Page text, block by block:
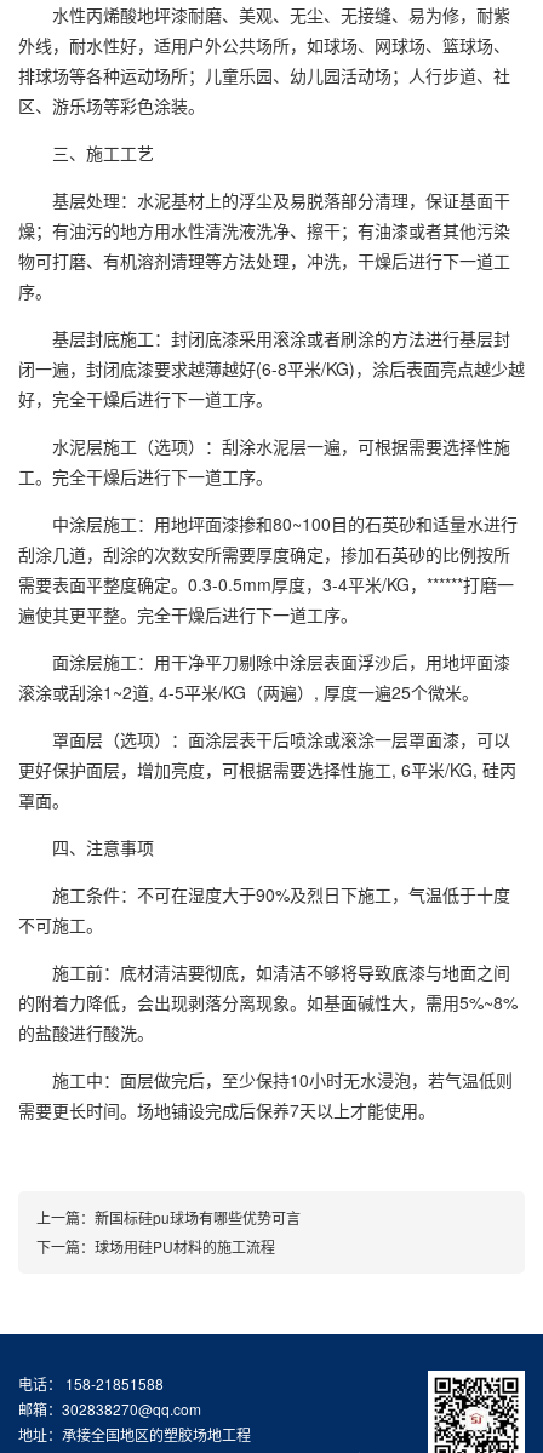
水性丙烯酸地坪漆耐磨、美观、无尘、无接缝、易为修，耐紫
外线，耐水性好，适用户外公共场所，如球场、网球场、篮球场、
排球场等各种运动场所；儿童乐园、幼儿园活动场；人行步道、社
区、游乐场等彩色涂装。
三、施工工艺
基层处理：水泥基材上的浮尘及易脱落部分清理，保证基面干
燥；有油污的地方用水性清洗液洗净、擦干；有油漆或者其他污染
物可打磨、有机溶剂清理等方法处理，冲洗，干燥后进行下一道工
序。
基层封底施工：封闭底漆采用滚涂或者刷涂的方法进行基层封
闭一遍，封闭底漆要求越薄越好(6-8平米/KG)，涂后表面亮点越少越
好，完全干燥后进行下一道工序。
水泥层施工（选项）：刮涂水泥层一遍，可根据需要选择性施
工。完全干燥后进行下一道工序。
中涂层施工：用地坪面漆掺和80~100目的石英砂和适量水进行
刮涂几道，刮涂的次数安所需要厚度确定，掺加石英砂的比例按所
需要表面平整度确定。0.3-0.5mm厚度，3-4平米/KG，******打磨一
遍使其更平整。完全干燥后进行下一道工序。
面涂层施工：用干净平刀剔除中涂层表面浮沙后，用地坪面漆
滚涂或刮涂1~2道, 4-5平米/KG（两遍）, 厚度一遍25个微米。
罩面层（选项）：面涂层表干后喷涂或滚涂一层罩面漆，可以
更好保护面层，增加亮度，可根据需要选择性施工, 6平米/KG, 硅丙
罩面。
四、注意事项
施工条件：不可在湿度大于90%及烈日下施工，气温低于十度
不可施工。
施工前：底材清洁要彻底，如清洁不够将导致底漆与地面之间
的附着力降低，会出现剥落分离现象。如基面碱性大，需用5%~8%
的盐酸进行酸洗。
施工中：面层做完后，至少保持10小时无水浸泡，若气温低则
需要更长时间。场地铺设完成后保养7天以上才能使用。
上一篇： 新国标硅pu球场有哪些优势可言
下一篇： 球场用硅PU材料的施工流程
电话： 158-21851588
邮箱：302838270@qq.com
地址：承接全国地区的塑胶场地工程